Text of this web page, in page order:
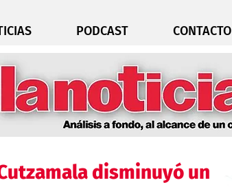
PODCAST CONTACTO
disminuyó un